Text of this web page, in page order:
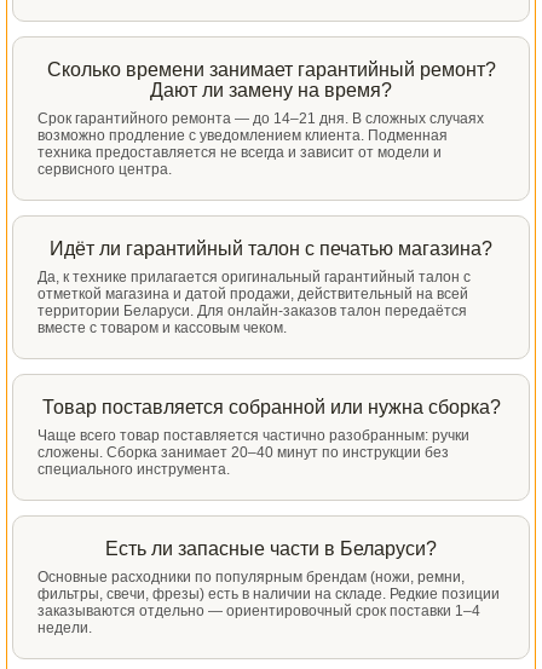
Сколько времени занимает гарантийный ремонт?
Дают ли замену на время?
Срок гарантийного ремонта — до 14–21 дня. В сложных случаях
возможно продление с уведомлением клиента. Подменная
техника предоставляется не всегда и зависит от модели и
сервисного центра.
Идёт ли гарантийный талон с печатью магазина?
Да, к технике прилагается оригинальный гарантийный талон с
отметкой магазина и датой продажи, действительный на всей
территории Беларуси. Для онлайн-заказов талон передаётся
вместе с товаром и кассовым чеком.
Товар поставляется собранной или нужна сборка?
Чаще всего товар поставляется частично разобранным: ручки
сложены. Сборка занимает 20–40 минут по инструкции без
специального инструмента.
Есть ли запасные части в Беларуси?
Основные расходники по популярным брендам (ножи, ремни,
фильтры, свечи, фрезы) есть в наличии на складе. Редкие позиции
заказываются отдельно — ориентировочный срок поставки 1–4
недели.